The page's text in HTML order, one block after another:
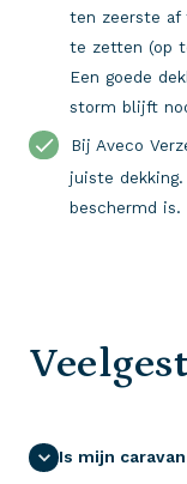
ten zeerste af
te zetten (op
Een goede
storm blijft
Bij Aveco
juiste
beschermd is.
Is mijn